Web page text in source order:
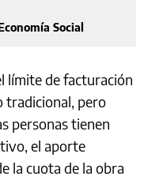
Social
límite de facturación
tradicional, pero
personas tienen
el aporte
la cuota de la obra